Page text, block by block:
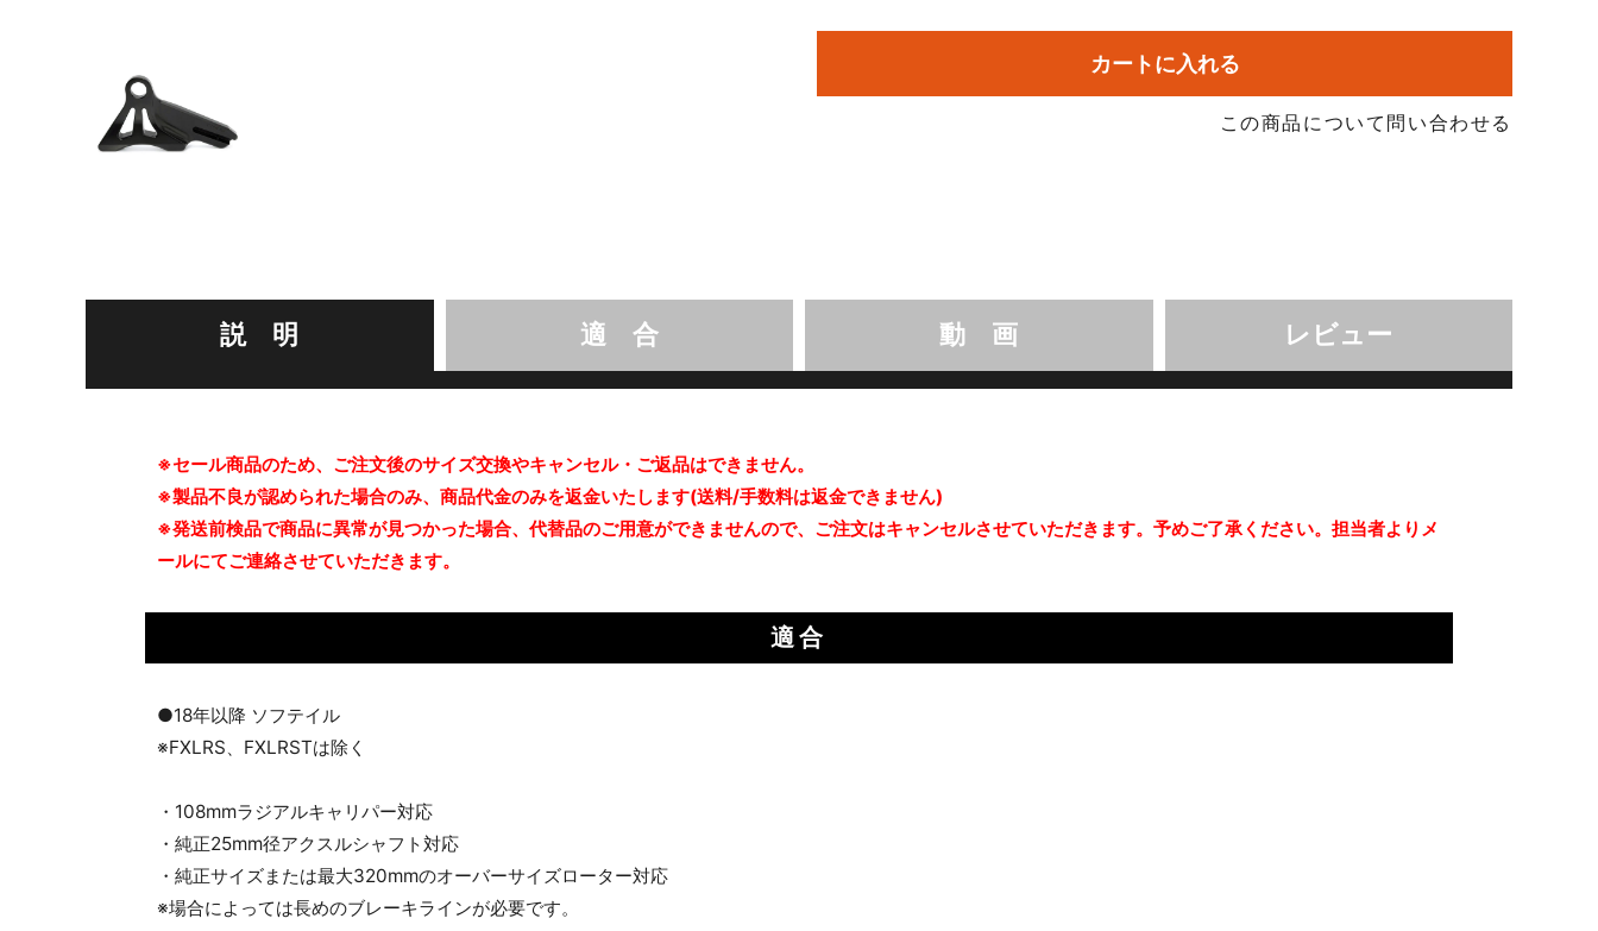
カートに入れる
この商品について問い合わせる
説 明 適 合 動 画 レビュー
※セール商品のため、ご注文後のサイズ交換やキャンセル・ご返品はできません。
※製品不良が認められた場合のみ、商品代金のみを返金いたします(送料/手数料は返金できません)
※発送前検品で商品に異常が見つかった場合、代替品のご用意ができませんので、ご注文はキャンセルさせていただきます。予めご了承ください。担当者よりメ
ールにてご連絡させていただきます。
適合
●18年以降 ソフテイル
※FXLRS、FXLRSTは除く
・108mmラジアルキャリパー対応
・純正25mm径アクスルシャフト対応
・純正サイズまたは最大320mmのオーバーサイズローター対応
※場合によっては長めのブレーキラインが必要です。